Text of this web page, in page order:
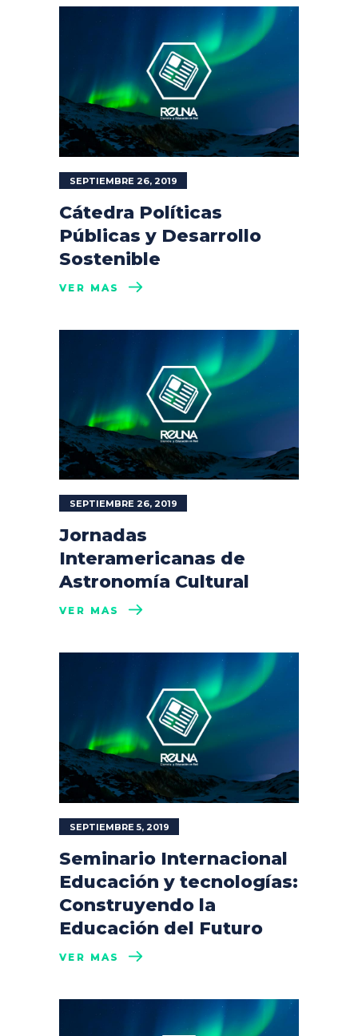
SEPTIEMBRE 26, 2019
Cátedra Políticas
Públicas y Desarrollo
Sostenible
VER MÁS
SEPTIEMBRE 26, 2019
Jornadas
Interamericanas de
Astronomía Cultural
VER MÁS
SEPTIEMBRE 5, 2019
Seminario Internacional
Educación y tecnologías:
Construyendo la
Educación del Futuro
VER MÁS